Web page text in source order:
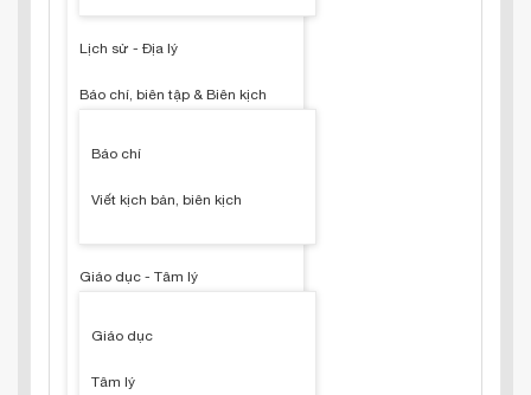
Lịch sử - Địa lý
Báo chí, biên tập & Biên kịch
Báo chí
Viết kịch bản, biên kịch
Giáo dục - Tâm lý
Giáo dục
Tâm lý